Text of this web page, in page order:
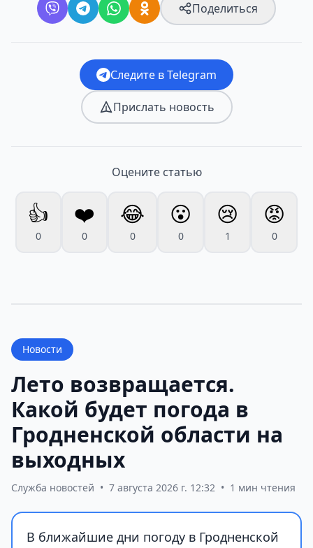
Поделиться
Следите в Telegram
Прислать новость
Оцените статью
👍
0
❤️
0
😂
0
😮
0
😢
1
😡
0
Новости
Лето возвращается.
Какой будет погода в
Гродненской области на
выходных
Служба новостей • 7 августа 2026 г. 12:32 • 1 мин чтения
В ближайшие дни погоду в Гродненской